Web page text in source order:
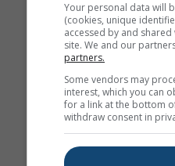
Your personal data will
(cookies, unique
accessed by and
site. We and our
partners.
Some vendors may
interest, which you can
for a link at the bottom
withdraw consent in